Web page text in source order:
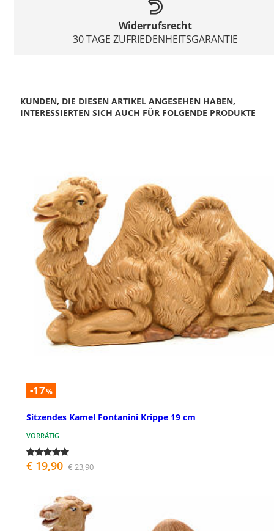
Widerrufsrecht
30 TAGE ZUFRIEDENHEITSGARANTIE
KUNDEN, DIE DIESEN ARTIKEL ANGESEHEN HABEN,
INTERESSIERTEN SICH AUCH FÜR FOLGENDE PRODUKTE
-17%
Sitzendes Kamel Fontanini Krippe 19 cm
VORRÄTIG
€ 19,90 € 23,90